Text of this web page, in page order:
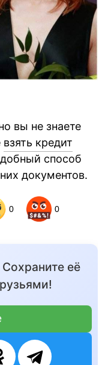
вы не знаете
взять кредит
способ
документов.
0 0
её